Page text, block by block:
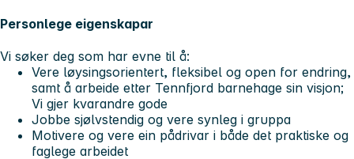
Personlege eigenskapar
Vi søker deg som har evne til å:
Vere løysingsorientert, fleksibel og open for endring,
samt å arbeide etter Tennfjord barnehage sin visjon;
Vi gjer kvarandre gode
Jobbe sjølvstendig og vere synleg i gruppa
Motivere og vere ein pådrivar i både det praktiske og
faglege arbeidet